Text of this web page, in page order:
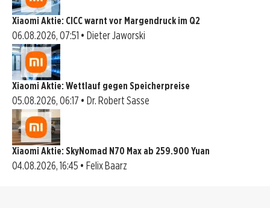
Xiaomi Aktie: CICC warnt vor Margendruck im Q2
06.08.2026, 07:51 • Dieter Jaworski
Xiaomi Aktie: Wettlauf gegen Speicherpreise
05.08.2026, 06:17 • Dr. Robert Sasse
Xiaomi Aktie: SkyNomad N70 Max ab 259.900 Yuan
04.08.2026, 16:45 • Felix Baarz